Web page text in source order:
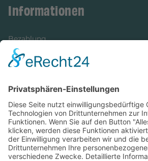
Informationen
Bezahlung
Newsletter
Versandinformationen
Verfügbarkeit/Verträglichkeit
Rechtliches
Widerrufsrecht und Widerrufsformular